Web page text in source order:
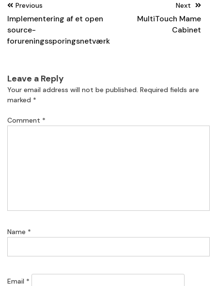
Post
navigation
Previous
Implementering af et open
source-
forureningssporingsnetværk
Next
MultiTouch Mame
Cabinet
Leave a Reply
Your email address will not be published. Required fields are
marked *
Comment *
Name *
Email *